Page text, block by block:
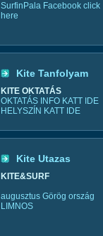
SurfinPala Facebook click
here
Kite Tanfolyam
KITE OKTATÁS
OKTATÁS INFO KATT IDE
HELYSZÍN KATT IDE
Kite Utazas
KITE&SURF
augusztus Görög ország
LIMNOS